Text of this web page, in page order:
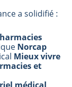
a solidifié :
Norcap
Mieux vivre
et